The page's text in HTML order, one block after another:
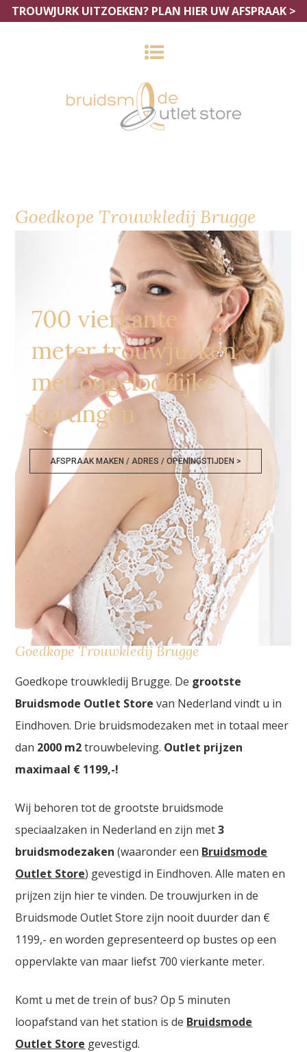
TROUWJURK UITZOEKEN? PLAN HIER UW AFSPRAAK >
Goedkope Trouwkledij Brugge
700 vierkante
meter trouwjurken
met ongelooflijke
kortingen
AFSPRAAK MAKEN / ADRES / OPENINGSTIJDEN >
Goedkope Trouwkledij Brugge
Goedkope trouwkledij Brugge. De grootste
Bruidsmode Outlet Store van Nederland vindt u in
Eindhoven. Drie bruidsmodezaken met in totaal meer
dan 2000 m2trouwbeleving. Outlet prijzen
maximaal € 1199,-!
Wij behoren tot de grootste bruidsmode
speciaalzaken in Nederland en zijn met3
bruidsmodezaken (waaronder een Bruidsmode
Outlet Store) gevestigd in Eindhoven. Alle maten en
prijzen zijn hier te vinden. De trouwjurken in de
Bruidsmode Outlet Store zijn nooit duurder dan €
1199,- en worden gepresenteerd op bustes op een
oppervlakte van maar liefst 700 vierkante meter.
Komt u met de trein of bus? Op 5 minuten
loopafstand van het station is de Bruidsmode
Outlet Store gevestigd.